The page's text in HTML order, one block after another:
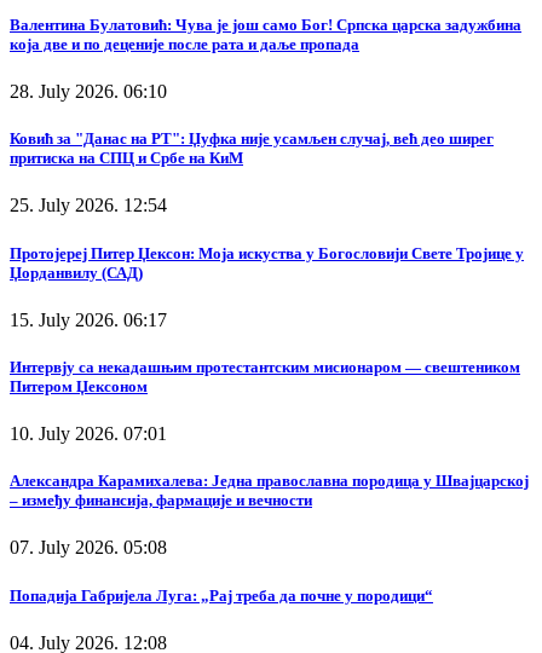
Валентина Булатовић: Чува је још само Бог! Српска царска задужбина
која две и по деценије после рата и даље пропада
28. July 2026. 06:10
Ковић за "Данас на РТ": Џуфка није усамљен случај, већ део ширег
притиска на СПЦ и Србе на КиМ
25. July 2026. 12:54
Протојереј Питер Џексон: Моја искуства у Богословији Свете Тројице у
Џорданвилу (САД)
15. July 2026. 06:17
Интервју са некадашњим протестантским мисионаром — свештеником
Питером Џексоном
10. July 2026. 07:01
Александра Карамихалева: Једна православна породица у Швајцарској
– између финансија, фармације и вечности
07. July 2026. 05:08
Попадија Габријела Луга: „Рај треба да почне у породици“
04. July 2026. 12:08